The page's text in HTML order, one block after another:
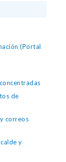
(Portal
de
correos
y